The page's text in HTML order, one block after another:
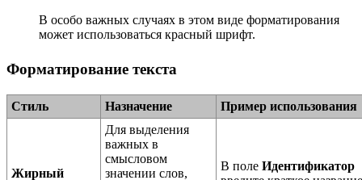
В особо важных случаях в этом виде форматирования
может использоваться красный шрифт.
Форматирование текста
Стиль Назначение Пример использования
Жирный
Для выделения
важных в
смысловом
значении слов,
В поле Идентификатор